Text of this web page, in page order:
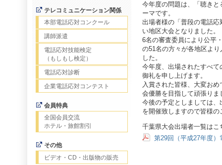
テレコミュニケーション関係
本部電話応対コンクール
講師派遣
電話応対技能検定
（もしもし検定）
電話応対診断
企業電話応対コンテスト
会員特典
全国会員交流
ホテル・旅館割引
その他
ビデオ・CD・出版物の販売
今年度の問題は、「聴き
ーマです。
出場者様の「普段の電話
い地区大会となりました。
6名の審査委員により公平
の51名の方々が各地区よ
した。
今年度、出場されたすべ
御礼を申し上げます。
入賞された皆様、大変お
会優勝を目指して頑張りま
今後の予定としましては
を開催致しますので皆様
千葉県大会出場者一覧はこ
第29回（平成27年度